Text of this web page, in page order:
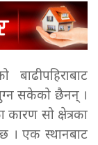
पुग्न सकेको छैनन् ।
सो क्षेत्रका
। एक स्थानबाट